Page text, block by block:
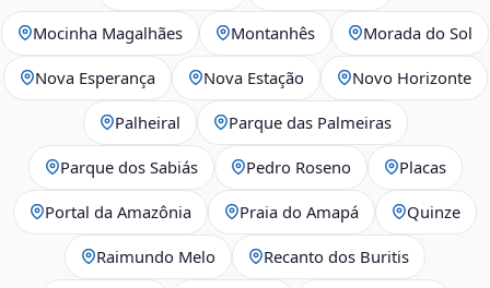
Mocinha Magalhães Montanhês Morada do Sol
Nova Esperança Nova Estação Novo Horizonte
Palheiral Parque das Palmeiras
Parque dos Sabiás Pedro Roseno Placas
Portal da Amazônia Praia do Amapá Quinze
Raimundo Melo Recanto dos Buritis